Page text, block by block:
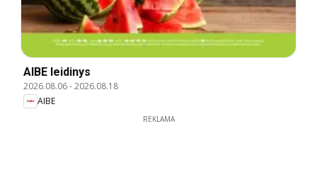
AIBE leidinys
2026.08.06-2026.08.18
AIBE
REKLAMA